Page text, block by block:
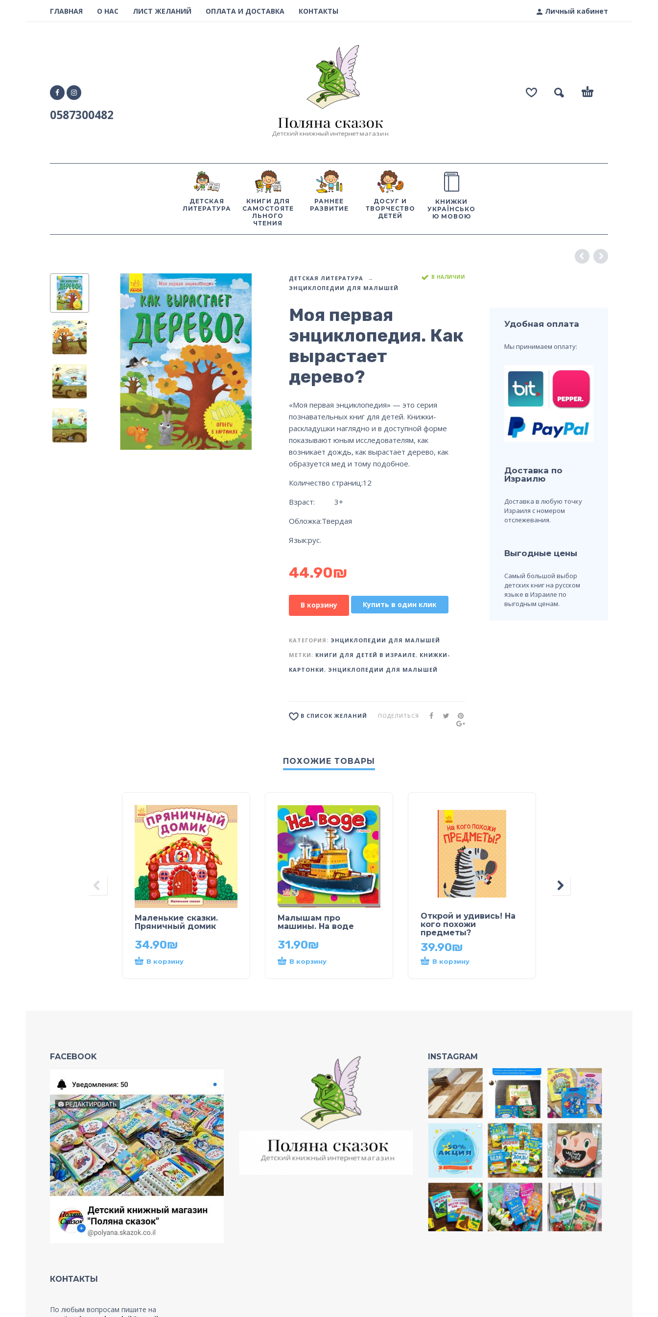
Личный кабинет
ГЛАВНАЯ О НАС ЛИСТ ЖЕЛАНИЙ ОПЛАТА И ДОСТАВКА КОНТАКТЫ
0587300482
ДЕТСКАЯ
ЛИТЕРАТУРА
КНИГИ ДЛЯ
САМОСТОЯТЕ
ЛЬНОГО
ЧТЕНИЯ
РАННЕЕ
РАЗВИТИЕ
ДОСУГ И
ТВОРЧЕСТВО
ДЕТЕЙ
КНИЖКИ
УКРАЇНСЬКО
Ю МОВОЮ
ДЕТСКАЯ ЛИТЕРАТУРА
ЭНЦИКЛОПЕДИИ ДЛЯ МАЛЫШЕЙ
В НАЛИЧИИ
Моя первая
энциклопедия. Как
вырастает
дерево?
«Моя первая энциклопедия» — это серия
познавательных книг для детей. Книжки-
раскладушки наглядно и в доступной форме
показывают юным исследователям, как
возникает дождь, как вырастает дерево, как
образуется мед и тому подобное.
Количество страниц:12
Взраст: 3+
Обложка:Твердая
Язык:рус.
44.90₪
В корзину Купить в один клик
КАТЕГОРИЯ: ЭНЦИКЛОПЕДИИ ДЛЯ МАЛЫШЕЙ
МЕТКИ: КНИГИ ДЛЯ ДЕТЕЙ В ИЗРАИЛЕ, КНИЖКИ-
КАРТОНКИ , ЭНЦИКЛОПЕДИИ ДЛЯ МАЛЫШЕЙ
В СПИСОК ЖЕЛАНИЙ ПОДЕЛИТЬСЯ
Удобная оплата
Мы принимаем оплату:
Доставка по
Израилю
Доставка в любую точку
Израиля с номером
отслежевания.
Выгодные цены
Самый большой выбор
детских книг на русском
языке в Израиле по
выгодным ценам.
ПОХОЖИЕ ТОВАРЫ
Маленькие сказки.
Пряничный домик
34.90₪
В корзину
Малышам про
машины. На воде
31.90₪
В корзину
Открой и удивись! На
кого похожи
предметы?
39.90₪
В корзину
FACEBOOK INSTAGRAM
КОНТАКТЫ
По любым вопросам пишите на